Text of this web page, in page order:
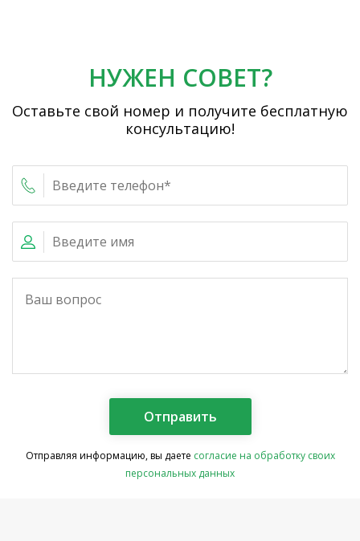
НУЖЕН СОВЕТ?
Оставьте свой номер и получите бесплатную
консультацию!
Отправляя информацию, вы даете согласие на обработку своих
персональных данных